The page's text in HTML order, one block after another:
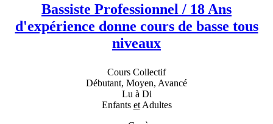
Bassiste Professionnel / 18 Ans
d'expérience donne cours de basse tous
niveaux
Cours Collectif
Débutant, Moyen, Avancé
Lu à Di
Enfants etAdultes